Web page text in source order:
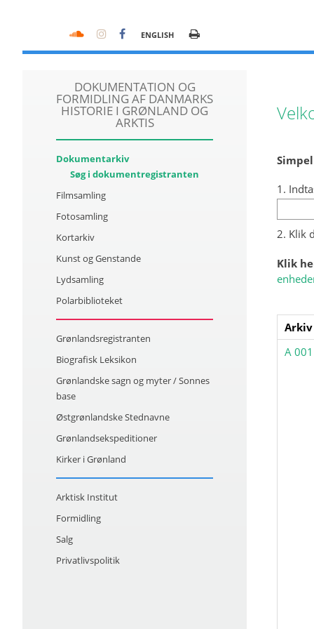
ENGLISH
DOKUMENTATION OG
FORMIDLING AF DANMARKS
HISTORIE I GRØNLAND OG
ARKTIS
Dokumentarkiv
Søg i dokumentregistranten
Filmsamling
Fotosamling
Kortarkiv
Kunst og Genstande
Lydsamling
Polarbiblioteket
Grønlandsregistranten
Biografisk Leksikon
Grønlandske sagn og myter / Sonnes
base
Østgrønlandske Stednavne
Grønlandsekspeditioner
Kirker i Grønland
Arktisk Institut
Formidling
Salg
Privatlivspolitik
1.
2. Klik
Klik
Arkiv
A 001